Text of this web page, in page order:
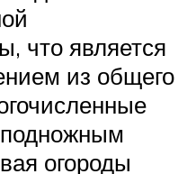
что является
из общего
огороды